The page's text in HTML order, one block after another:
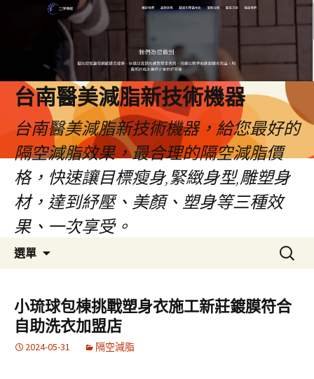
台南醫美減脂新技術機器
台南醫美減脂新技術機器，給您最好的
隔空減脂效果，最合理的隔空減脂價
格，快速讓目標瘦身,緊緻身型,雕塑身
材，達到紓壓、美顏、塑身等三種效
果、一次享受。
選單
容
搜
尋
鍵
字:
小琉球包棟挑戰塑身衣施工新莊鍍膜符合
自助洗衣加盟店
2024-05-31 隔空減脂